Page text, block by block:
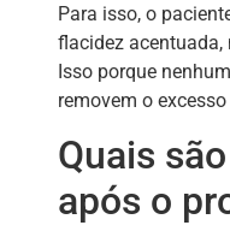
Para isso, o
flacidez acentuada,
Isso porque
removem o
Quais
após o